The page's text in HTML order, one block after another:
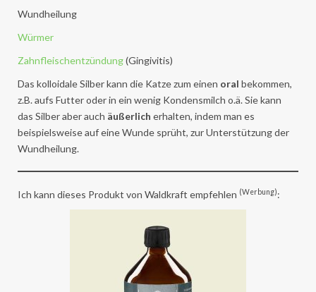
Wundheilung
Würmer
Zahnfleischentzündung(Gingivitis)
Das kolloidale Silber kann die Katze zum einen oral bekommen,
z.B. aufs Futter oder in ein wenig Kondensmilch o.ä. Sie kann
das Silber aber auch äußerlich erhalten, indem man es
beispielsweise auf eine Wunde sprüht, zur Unterstützung der
Wundheilung.
Ich kann dieses Produkt von Waldkraft empfehlen (Werbung):